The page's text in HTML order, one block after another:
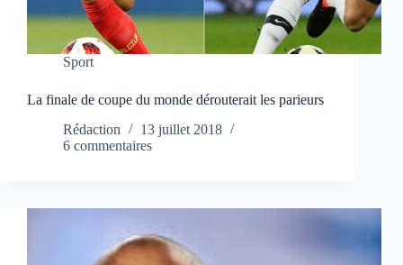
Sport
La finale de coupe du monde dérouterait les parieurs
Rédaction
13 juillet 2018
6 commentaires